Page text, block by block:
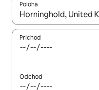
Poloha
Keď budú výsledky k
Príchod
Odchod